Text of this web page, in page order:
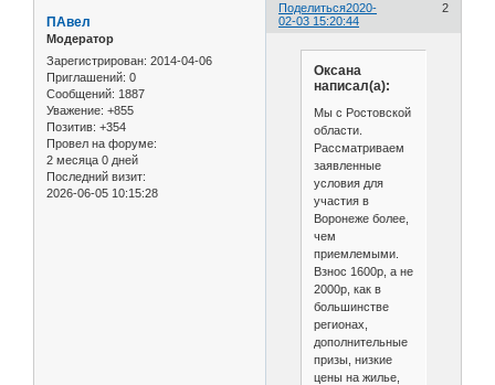
Поделиться 2
2020-
02-03 15:20:44
ПАвел
Модератор
Зарегистрирован: 2014-04-06
Приглашений: 0
Сообщений: 1887
Уважение: +855
Позитив: +354
Провел на форуме:
2 месяца 0 дней
Последний визит:
2026-06-05 10:15:28
Оксана
написал(а):
Мы с Ростовской
области.
Рассматриваем
заявленные
условия для
участия в
Воронеже более,
чем
приемлемыми.
Взнос 1600р, а не
2000р, как в
большинстве
регионах,
дополнительные
призы, низкие
цены на жилье,